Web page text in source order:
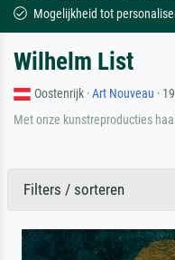
Mogelijkheid tot
Wilhelm List
Oostenrijk ·Art Nouveau ·
Met onze kunstreproducties
Filters / sorteren